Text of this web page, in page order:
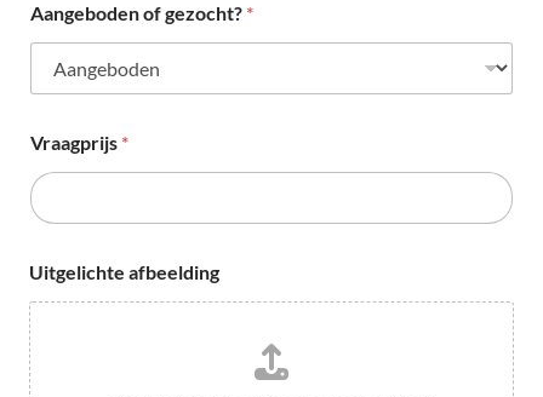
Aangeboden of gezocht? *
Vraagprijs *
Uitgelichte afbeelding